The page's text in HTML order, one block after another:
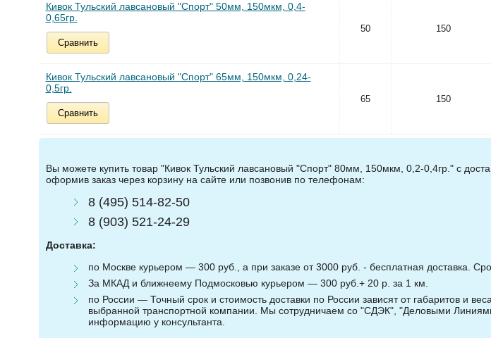
Кивок Тульский лавсановый "Спорт" 50мм, 150мкм, 0,4-
0,65гр.
Сравнить
50 150
Кивок Тульский лавсановый "Спорт" 65мм, 150мкм, 0,24-
0,5гр.
Сравнить
65 150
Вы можете купить товар "Кивок Тульский лавсановый "Спорт" 80мм, 150мкм, 0,2-0,4гр." с
оформив заказ через корзину на сайте или позвонив по телефонам:
8 (495) 514-82-50
8 (903) 521-24-29
Доставка:
по Москве курьером — 300 руб., а при заказе от 3000 руб. - бесплатная доставка.
За МКАД и ближнеему Подмосковью курьером — 300 руб.+ 20 р. за 1 км.
по России — Точный срок и стоимость доставки по России зависят от габаритов и
выбранной транспортной компании. Мы сотрудничаем со "СДЭК", "Деловыми
информацию у консультанта.